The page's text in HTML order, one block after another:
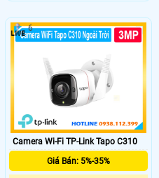
Camera Wi-Fi TP-Link Tapo C310
Giá Bán: 5%-35%
6